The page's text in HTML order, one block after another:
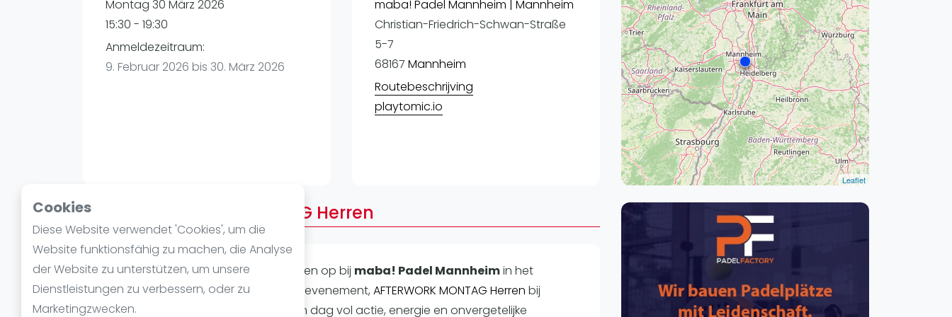
Cookies
Diese Website verwendet 'Cookies', um die
Website funktionsfähig zu machen, die Analyse
der Website zu unterstützen, um unsere
Dienstleistungen zu verbessern, oder zu
Marketingzwecken.
Verschiedenes
Leipzig
Dortmund
Essen
Montag 30 März 2026
15:30 - 19:30
Anmeldezeitraum:
9. Februar 2026 bis 30. März 2026
maba! Padel Mannheim | Mannheim
Christian-Friedrich-Schwan-Straße
5-7
68167 Mannheim
Routebeschrijving
playtomic.io
Leaflet
Über AFTERWORK MONTAG Herren
Laat je passie voor padelontvlammen op bij maba! Padel Mannheimin het
bruisende hart vanMannheim . Het evenement, AFTERWORK MONTAG Herren bij
maba! Padel Mannheim, belooft een dag vol actie, energie en onvergetelijke